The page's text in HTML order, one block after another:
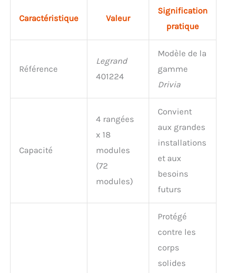
Caractéristique Valeur
Signification
pratique
Référence
Legrand
401224
Modèle de la
gamme
Drivia
Capacité
4 rangées
x 18
modules
(72
modules)
Convient
aux grandes
installations
et aux
besoins
futurs
Protégé
contre les
corps
solides